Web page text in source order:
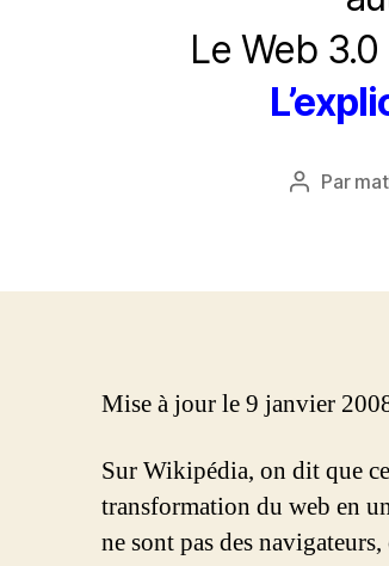
Le Web
L’e
Auteur
Par
Mise à jour le 9 janvier
Sur Wikipédia, on dit que
transformation du web en
ne sont pas des